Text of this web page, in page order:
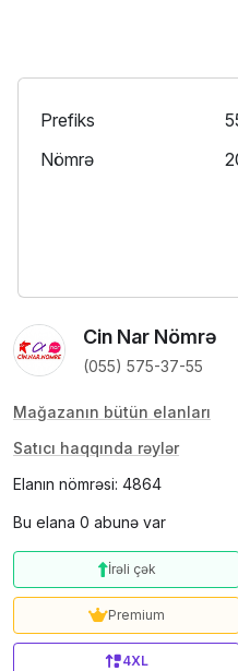
Prefiks
Nömrə
Cin Nar Nömrə
(055) 575-37-55
Mağazanın bütün elanları
Satıcı haqqında rəylər
Elanın nömrəsi: 4864
Bu elana 0 abunə var
İrəli çək
Premium
4XL